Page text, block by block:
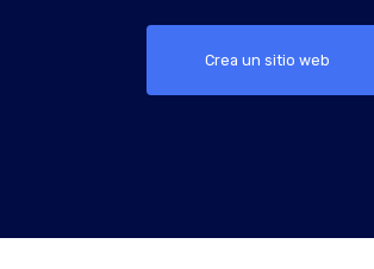
Crea un sitio web